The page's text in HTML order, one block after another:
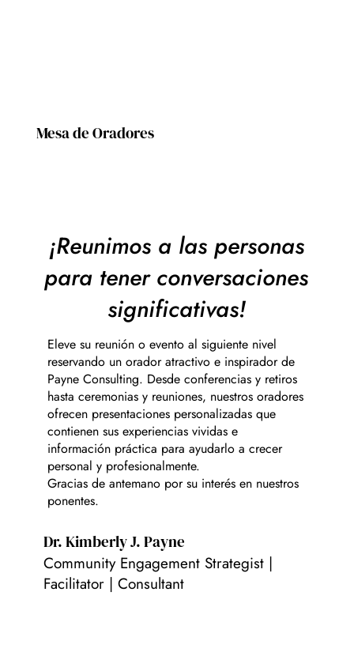
Dr. Kimberly J. Payne
Community Engagement Strategist |
Facilitator | Consultant
¡Reunimos a las personas
para tener conversaciones
significativas!
Eleve su reunión o evento al siguiente nivel
reservando un orador atractivo e inspirador de
Payne Consulting. Desde conferencias y retiros
hasta ceremonias y reuniones, nuestros oradores
ofrecen presentaciones personalizadas que
contienen sus experiencias vividas e
información práctica para ayudarlo a crecer
personal y profesionalmente.
Gracias de antemano por su interés en nuestros
ponentes.
Mesa de Oradores